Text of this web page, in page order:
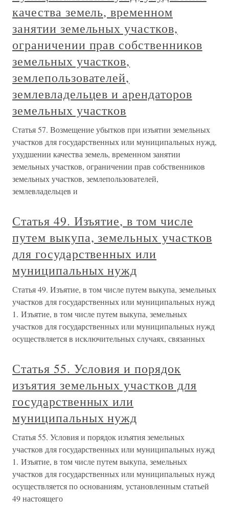
качества земель, временном
занятии земельных участков,
ограничении прав собственников
земельных участков,
землепользователей,
землевладельцев и арендаторов
земельных участков
Статья 57. Возмещение убытков при изъятии земельных
участков для государственных или муниципальных нужд,
ухудшении качества земель, временном занятии
земельных участков, ограничении прав собственников
земельных участков, землепользователей,
землевладельцев и
Статья 49. Изъятие, в том числе
путем выкупа, земельных участков
для государственных или
муниципальных нужд
Статья 49. Изъятие, в том числе путем выкупа, земельных
участков для государственных или муниципальных нужд
1. Изъятие, в том числе путем выкупа, земельных
участков для государственных или муниципальных нужд
осуществляется в исключительных случаях, связанных
Статья 55. Условия и порядок
изъятия земельных участков для
государственных или
муниципальных нужд
Статья 55. Условия и порядок изъятия земельных
участков для государственных или муниципальных нужд
1. Изъятие, в том числе путем выкупа, земельных
участков для государственных или муниципальных нужд
осуществляется по основаниям, установленным статьей
49 настоящего